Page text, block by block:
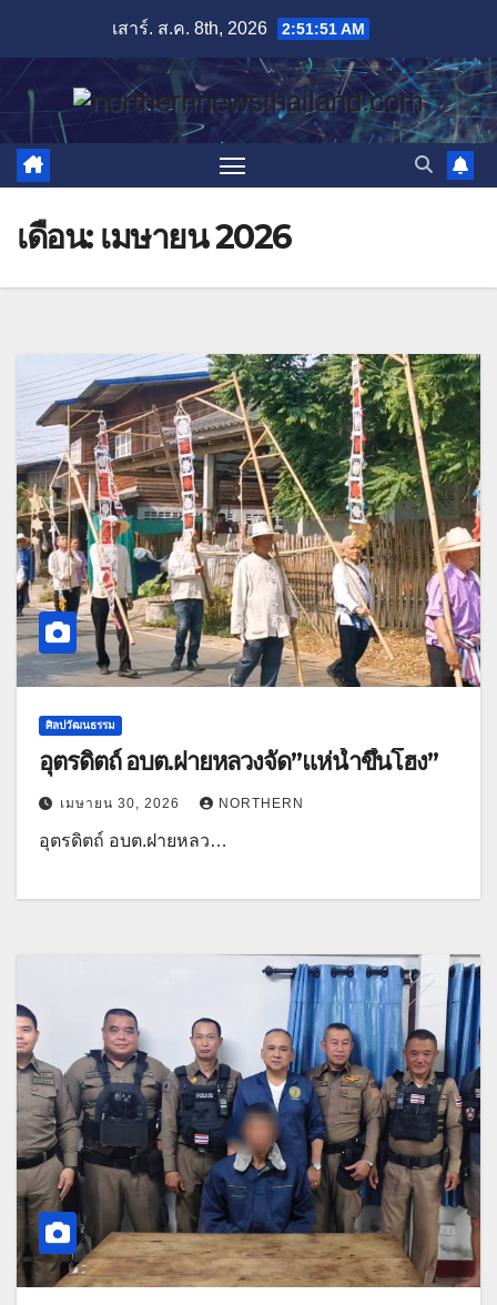
content
เสาร์. ส.ค. 8th, 2026 2:51:53 AM
เดือน: เมษายน 2026
ศิลปวัฒนธรรม
อุตรดิตถ์ อบต.ฝายหลวงจัด”แห่น้ำขึ้นโฮง”
เมษายน 30, 2026 NORTHERN
อุตรดิตถ์ อบต.ฝายหลว…